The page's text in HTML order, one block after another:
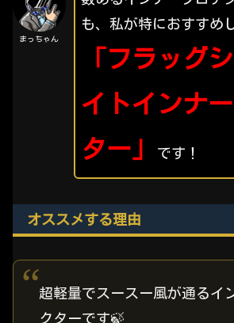
まっちゃん
も、私が特におすすめ
「フラッグ
イトインナ
ター」
です！
オススメする理由
超軽量でスースー風が通るイ
クターです🍃